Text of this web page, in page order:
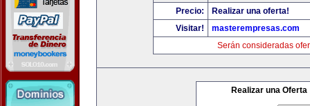
Precio:
Realizar una oferta!
Visitar!
masterempresas.com
Serán consideradas
Realizar una Oferta